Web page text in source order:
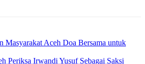
Masyarakat Aceh Doa Bersama untuk
Periksa Irwandi Yusuf Sebagai Saksi